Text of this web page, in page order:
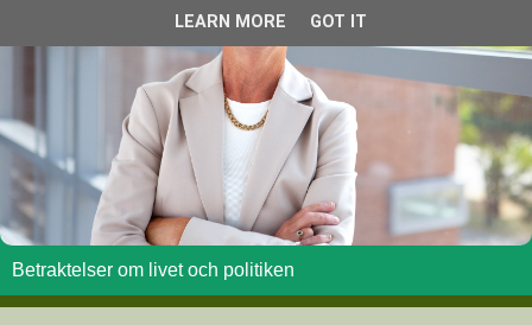
Betraktelser om livet och politiken
LEARN MORE GOT IT